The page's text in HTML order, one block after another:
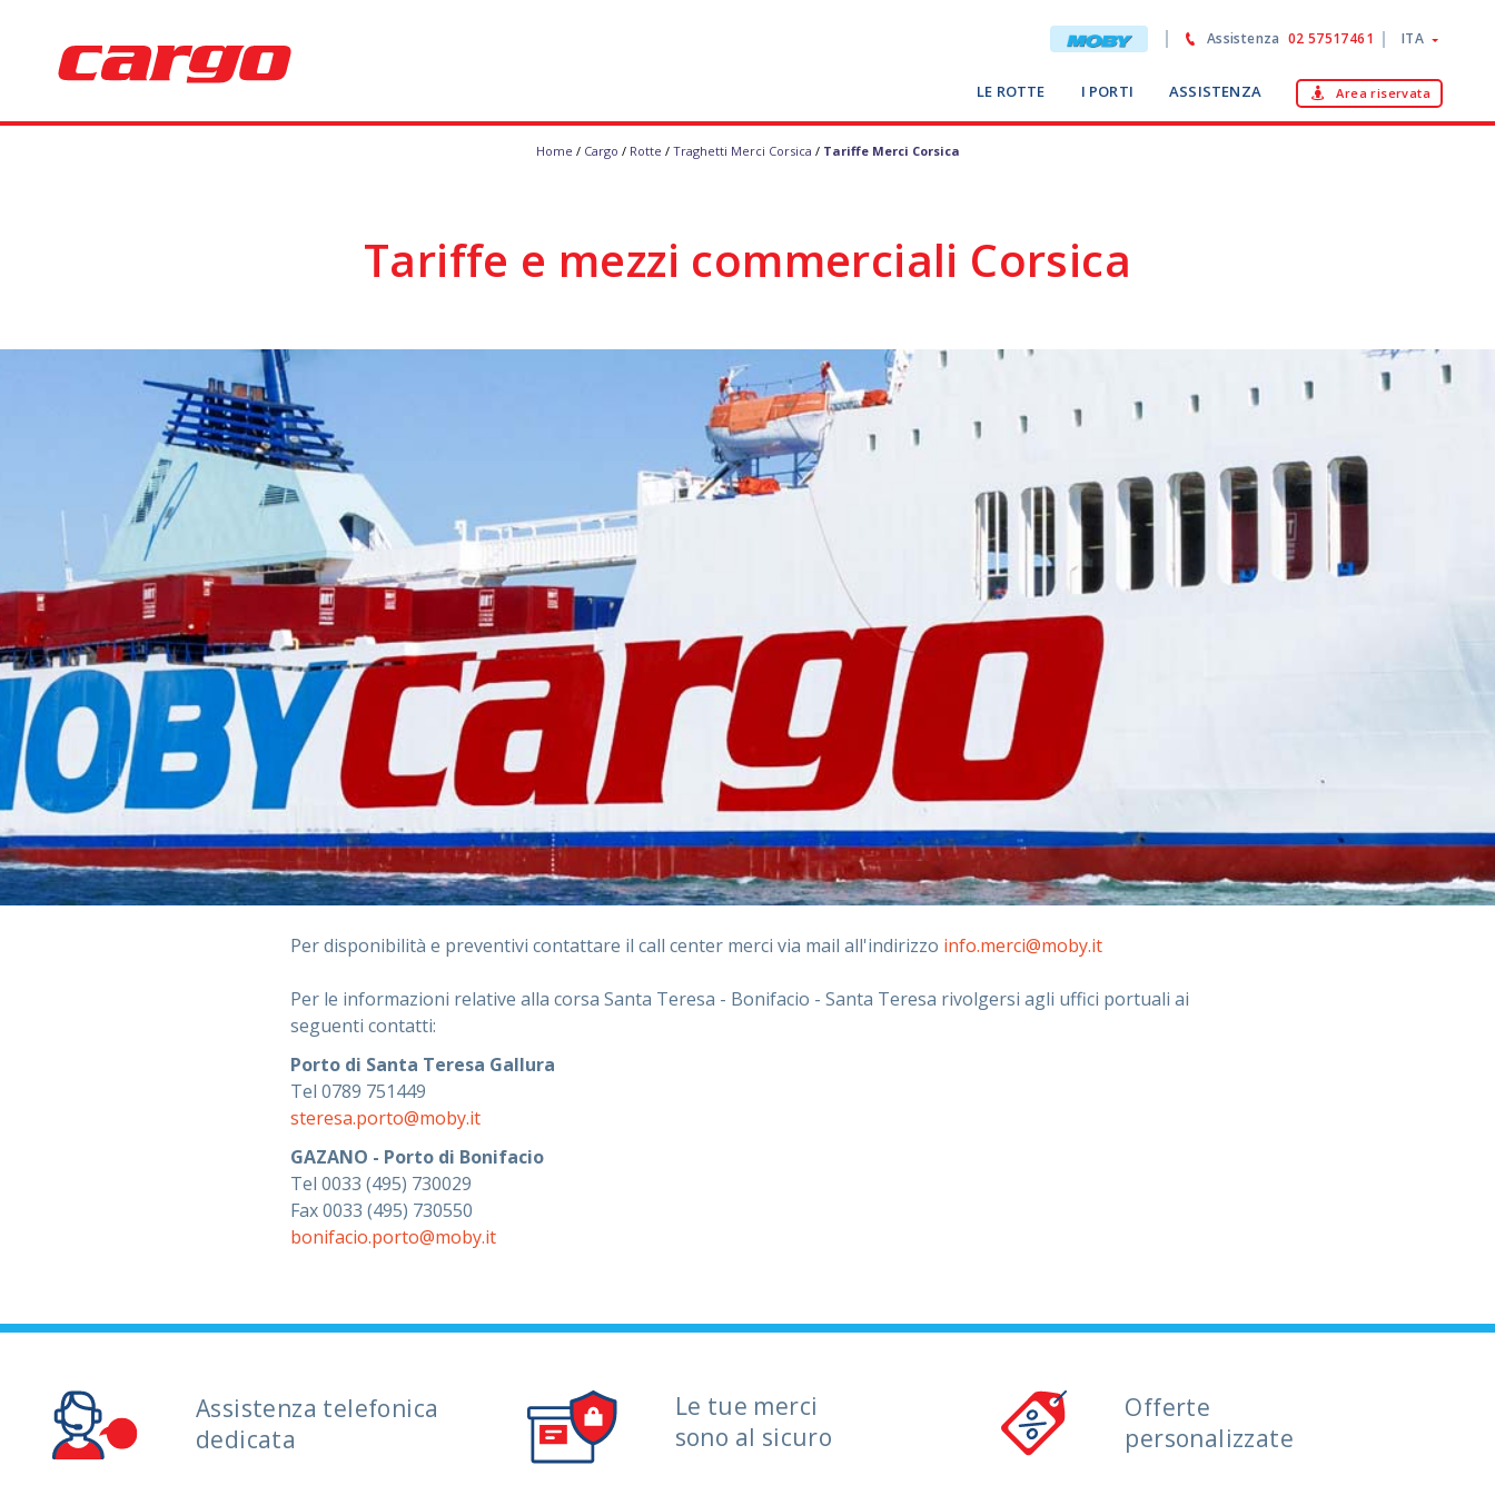
ITA
LE ROTTE I PORTI ASSISTENZA Area riservata
Assistenza 02 57517461
Home / Cargo / Rotte / Traghetti Merci Corsica / Tariffe Merci Corsica
Tariffe e mezzi commerciali Corsica
Per disponibilità e preventivi contattare il call center merci via mail all'indirizzo info.merci@moby.it
Per le informazioni relative alla corsa Santa Teresa - Bonifacio - Santa Teresa rivolgersi agli uffici portuali ai
seguenti contatti:
Porto di Santa Teresa Gallura
Tel 0789 751449
steresa.porto@moby.it
GAZANO - Porto di Bonifacio
Tel 0033 (495) 730029
Fax 0033 (495) 730550
bonifacio.porto@moby.it
Assistenza telefonica
dedicata
Le tue merci
sono al sicuro
Offerte
personalizzate